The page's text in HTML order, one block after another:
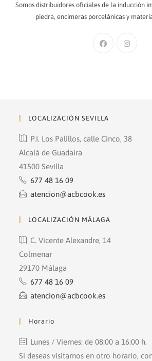
Somos distribuidores oficiales de la inducción
piedra, encimeras porcelánicas y
LOCALIZACIÓN SEVILLA
P.I. Los Palillos, calle Cinco, 38
Alcalá de Guadaira
41500 Sevilla
677 48 16 09
atencion@acbcook.es
LOCALIZACIÓN MÁLAGA
C. Vicente Alexandre, 14
Colmenar
29170 Málaga
677 48 16 09
atencion@acbcook.es
Horario
Lunes / Viernes: de 08:00 a 16:00 h.
Si deseas visitarnos en otro horario,